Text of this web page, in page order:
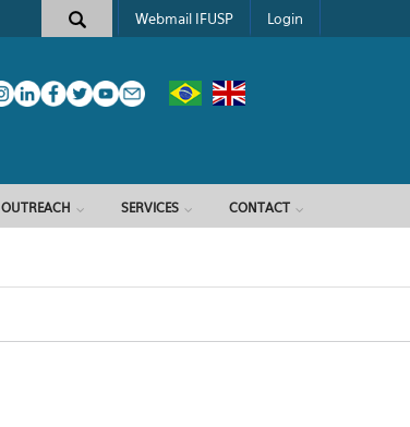
Webmail IFUSP Login
OUTREACH SERVICES CONTACT